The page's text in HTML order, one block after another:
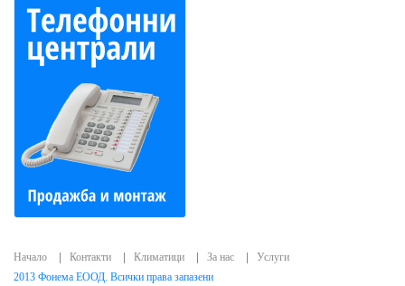
Начало Контакти Климатици За нас
Услуги
2013 Фонема ЕООД. Всички права запазени